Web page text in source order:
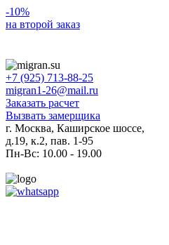
-10%
на второй заказ
+7 (925) 713-88-25
migran1-26@mail.ru
Заказать расчет
Вызвать замерщика
г. Москва, Каширское шоссе,
д.19, к.2, пав. 1-95
Пн-Вс: 10.00 - 19.00